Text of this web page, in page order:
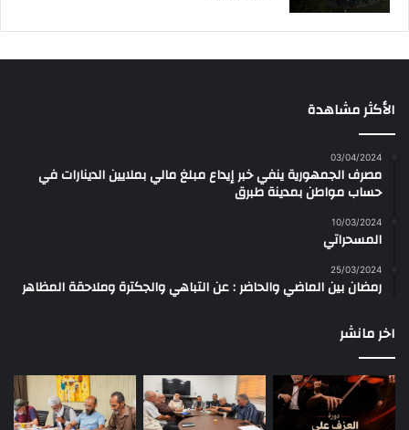
الأكثر مشاهدة
03/04/2024
مصرف الجمهورية ينفي خبر إيداع مبلغ مالي بملايين الدينارات في
حساب مواطن بمدينة طبرق
10/03/2024
المسحراتي
25/03/2024
رمضان بين الماضي والحاضر : عن التباهي والجكترة وملاحقة المظاهر
اخر مانشر